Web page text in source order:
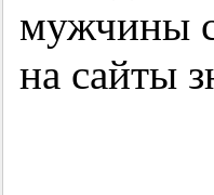
мужчины
на сайты